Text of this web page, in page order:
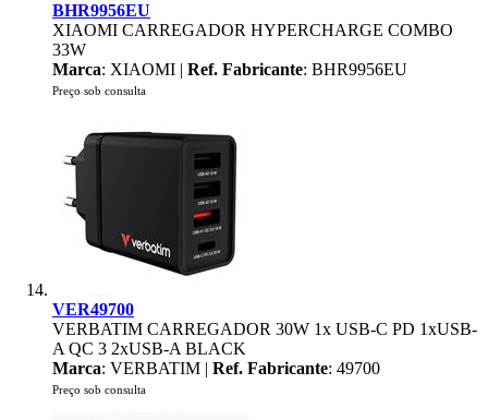
BHR9956EU
XIAOMI CARREGADOR HYPERCHARGE COMBO
33W
Marca: XIAOMI | Ref. Fabricante: BHR9956EU
Preço sob consulta
VER49700
VERBATIM CARREGADOR 30W 1x USB-C PD 1xUSB-
A QC 3 2xUSB-A BLACK
Marca: VERBATIM | Ref. Fabricante: 49700
Preço sob consulta